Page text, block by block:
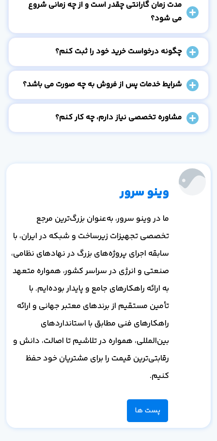
مدت زمان گارانتی چقدر است و از چه زمانی شروع
می شود؟
چگونه درخواست خرید خود را ثبت کنم؟
شرایط خدمات پس از فروش به چه صورت می باشد؟
مشاوره تخصصی نیاز دارم، چه کار کنم؟
وینو سرور
ما در وینو سرور، به‌عنوان بزرگ‌ترین مرجع
تخصصی تجهیزات زیرساخت و شبکه در ایران، با
سابقه اجرای پروژه‌های بزرگ در نهادهای نظامی،
صنعتی و انرژی در سراسر کشور، همواره متعهد
به ارائه راهکارهای جامع و پایدار بوده‌ایم. با
تأمین مستقیم از برندهای معتبر جهانی و ارائه
راهکارهای فنی مطابق با استانداردهای
بین‌المللی، همواره در تلاشیم تا اصالت، دانش و
رقابتی‌ترین قیمت را برای مشتریان خود حفظ
کنیم.
پست ها